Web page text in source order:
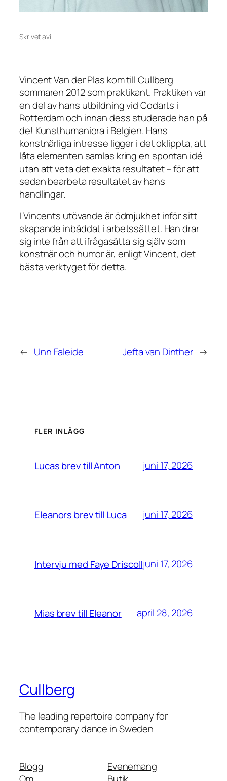
Skrivet avi
Vincent Van der Plas kom till Cullberg
sommaren 2012 som praktikant. Praktiken var
en del av hans utbildning vid Codarts i
Rotterdam och innan dess studerade han på
de! Kunsthumaniora i Belgien. Hans
konstnärliga intresse ligger i det oklippta, att
låta elementen samlas kring en spontan idé
utan att veta det exakta resultatet – för att
sedan bearbeta resultatet av hans
handlingar.
I Vincents utövande är ödmjukhet inför sitt
skapande inbäddat i arbetssättet. Han drar
sig inte från att ifrågasätta sig själv som
konstnär och humor är, enligt Vincent, det
bästa verktyget för detta.
← Unn Faleide Jefta van Dinther →
FLER INLÄGG
Lucas brev till Anton juni 17, 2026
Eleanors brev till Luca juni 17, 2026
Intervju med Faye Driscolljuni 17, 2026
Mias brev till Eleanor april 28, 2026
Cullberg
The leading repertoire company for
contemporary dance in Sweden
Blogg
Evenemang